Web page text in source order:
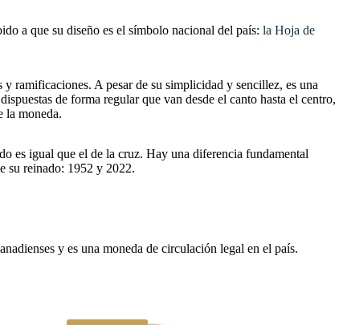
a que su diseño es el símbolo nacional del país: la Hoja de
ramificaciones. A pesar de su simplicidad y sencillez, es una
de forma regular que van desde el canto hasta el centro,
la moneda.
es igual que el de la cruz. Hay una diferencia fundamental
su reinado: 1952 y 2022.
y es una moneda de circulación legal en el país.